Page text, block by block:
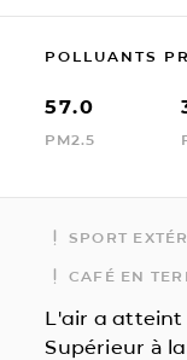
POLLUANTS
57.0
PM2.5
SPORT
CAFÉ EN
L'air a atteint
Supérieur à